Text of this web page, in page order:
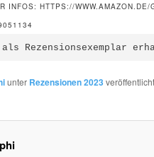
INFOS: HTTPS://WWW.AMAZON.DE/
Rezensionsexemplar
unter Rezensionen 2023